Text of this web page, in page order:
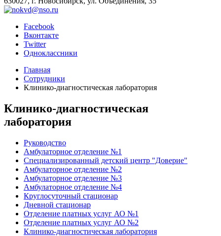
Facebook
Вконтакте
Twitter
Одноклассники
Главная
Сотрудники
Клинико-диагностическая лаборатория
Клинико-диагностическая
лаборатория
Руководство
Амбулаторное отделение №1
Специализированный детский центр "Доверие"
Амбулаторное отделение №2
Амбулаторное отделение №3
Амбулаторное отделение №4
Круглосуточный стационар
Дневной стационар
Отделение платных услуг АО №1
Отделение платных услуг АО №2
Клинико-диагностическая лаборатория